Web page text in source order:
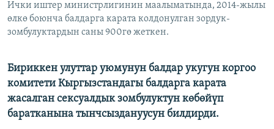
Ички иштер министрлигинин маалыматында, 2014-жылы
өлкө боюнча балдарга карата колдонулган зордук-
зомбулуктардын саны 900гө жеткен.
Бириккен улуттар уюмунун балдар укугун коргоо
комитети Кыргызстандагы балдарга карата
жасалган сексуалдык зомбулуктун көбөйүп
баратканына тынчсыздануусун билдирди.